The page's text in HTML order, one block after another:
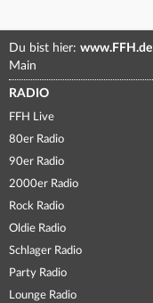
Du bist hier: www.FFH.de
Main
RADIO
FFH Live
80er Radio
90er Radio
2000er Radio
Rock Radio
Oldie Radio
Schlager Radio
Party Radio
Lounge Radio